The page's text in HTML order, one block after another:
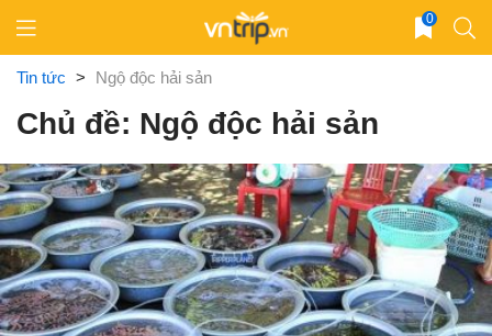
content
0
Tin tức > Ngộ độc hải sản
Chủ đề: Ngộ độc hải sản